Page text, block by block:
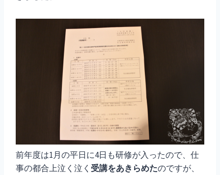
前年度は1月の平日に4日も研修が入ったので、仕
事の都合上泣く泣く 受講をあきらめたのですが、